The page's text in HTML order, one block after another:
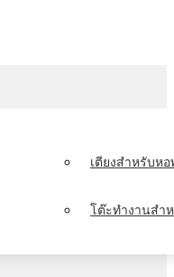
เตียงสำหรับหอ
โต๊ะทำงานสำ